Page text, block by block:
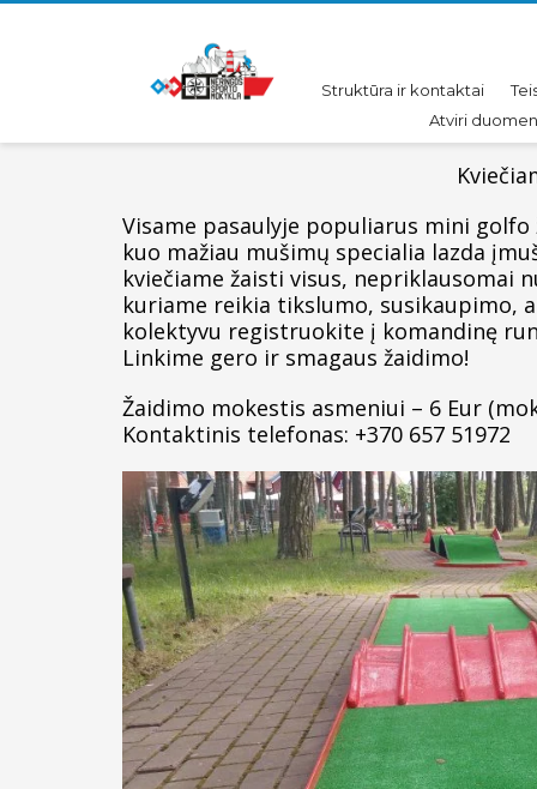
Pereiti
Pereiti
Struktūra ir kontaktai
Atviri
Visame pasaulyje populiarus mini
kuo mažiau mušimų specialia lazda
kviečiame žaisti visus, nepriklausomai
kuriame reikia tikslumo, susikaupimo,
kolektyvu registruokite į komandinę
Linkime gero ir smagaus žaidimo!
Žaidimo mokestis asmeniui – 6 Eur
Kontaktinis telefonas: +370 657 51972